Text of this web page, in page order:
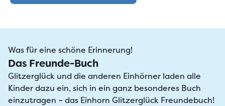
Was für eine schöne Erinnerung!
Das Freunde-Buch
Glitzerglück und die anderen Einhörner laden alle
Kinder dazu ein, sich in ein ganz besonderes Buch
einzutragen – das Einhorn Glitzerglück Freundebuch!